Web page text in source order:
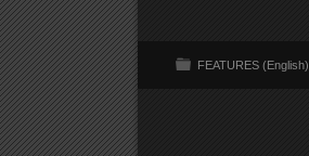
FEATURES (English)